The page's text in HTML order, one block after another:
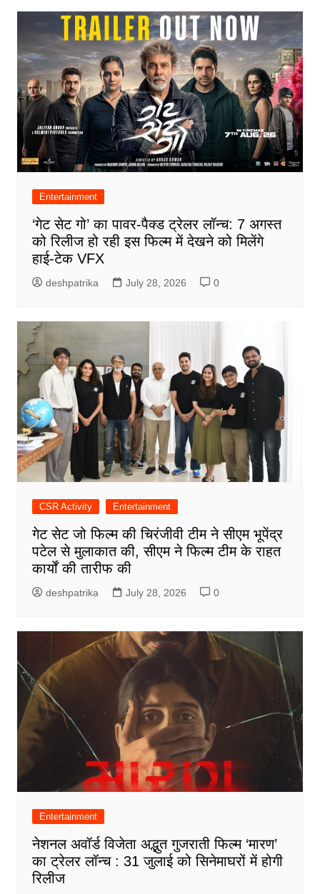
Entertainment
‘गेट सेट गो’ का पावर-पैक्ड ट्रेलर लॉन्च: 7 अगस्त
को रिलीज हो रही इस फिल्म में देखने को मिलेंगे
हाई-टेक VFX
deshpatrika July 28, 2026 0
CSR Activity Entertainment
गेट सेट जो फिल्म की चिरंजीवी टीम ने सीएम भूपेंद्र
पटेल से मुलाकात की, सीएम ने फिल्म टीम के राहत
कार्यों की तारीफ की
deshpatrika July 28, 2026 0
Entertainment
नेशनल अवॉर्ड विजेता अद्भुत गुजराती फिल्म ‘मारण’
का ट्रेलर लॉन्च : 31 जुलाई को सिनेमाघरों में होगी
रिलीज